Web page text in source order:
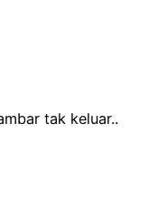
tak keluar..